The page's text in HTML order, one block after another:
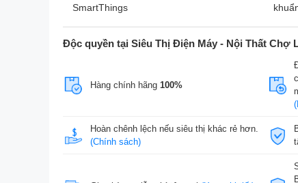
SmartThings
Độc quyền tại Siêu Thị Điện Máy - Nội Thất Chợ
Hàng chính hãng 100%
Hoàn chênh lệch nếu siêu thị khác rẻ hơn.
(Chính sách)